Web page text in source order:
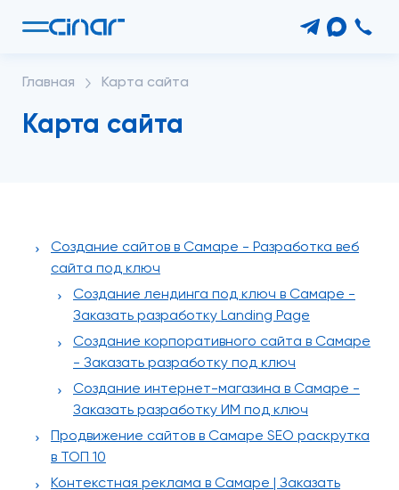
Главная Карта сайта
Карта сайта
Создание сайтов в Самаре - Разработка веб
сайта под ключ
Создание лендинга под ключ в Самаре -
Заказать разработку Landing Page
Создание корпоративного сайта в Самаре
- Заказать разработку под ключ
Создание интернет-магазина в Самаре -
Заказать разработку ИМ под ключ
Продвижение сайтов в Самаре SEO раскрутка
в ТОП 10
Контекстная реклама в Самаре | Заказать